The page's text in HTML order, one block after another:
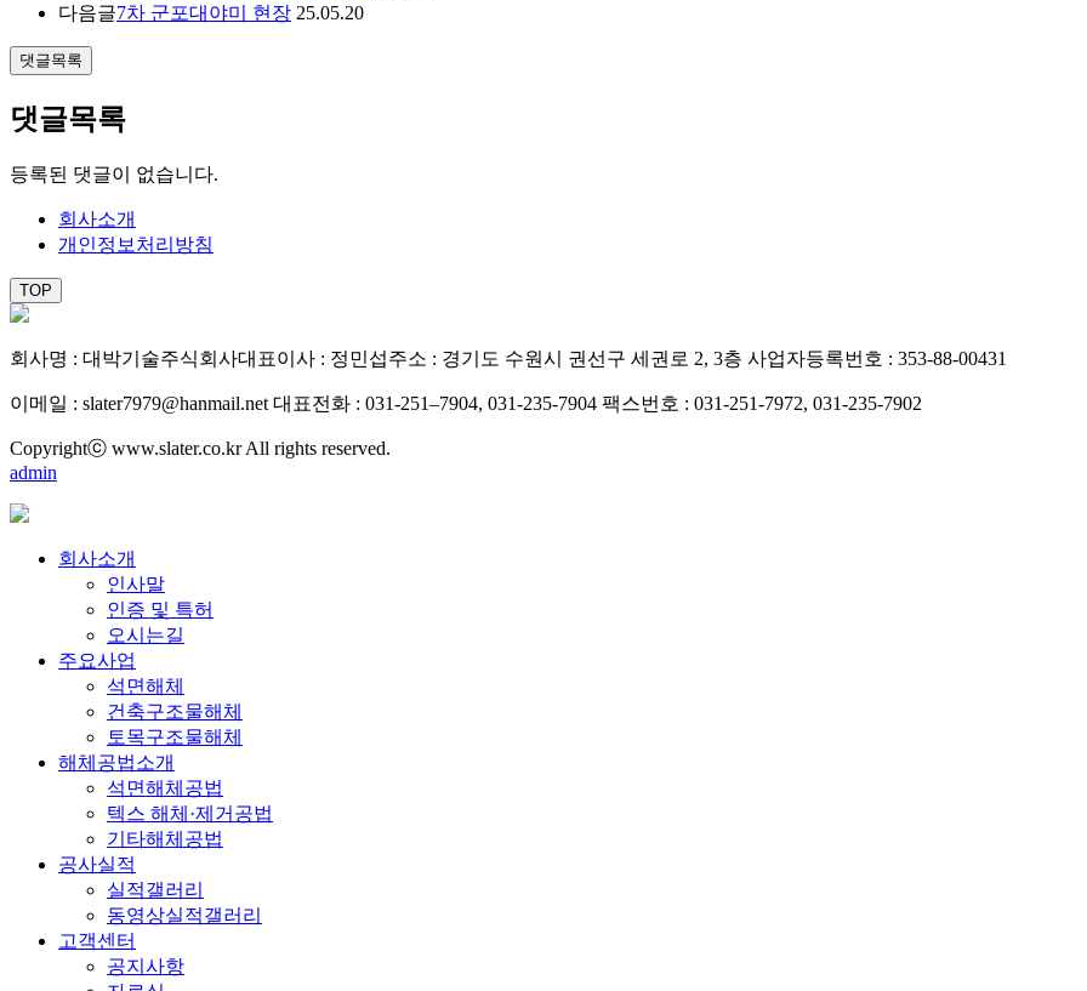
다음글7차 군포대야미 현장 25.05.20
댓글목록
댓글목록
등록된 댓글이 없습니다.
회사소개
개인정보처리방침
TOP
회사명 : 대박기술주식회사대표이사 : 정민섭주소 : 경기도 수원시 권선구 세권로 2, 3층 사업자등록번호 : 353-88-00431
이메일 : slater7979@hanmail.net 대표전화 : 031-251–7904, 031-235-7904 팩스번호 : 031-251-7972, 031-235-7902
Copyrightⓒ www.slater.co.kr All rights reserved.
admin
회사소개
인사말
인증 및 특허
오시는길
주요사업
석면해체
건축구조물해체
토목구조물해체
해체공법소개
석면해체공법
텍스 해체·제거공법
기타해체공법
공사실적
실적갤러리
동영상실적갤러리
고객센터
공지사항